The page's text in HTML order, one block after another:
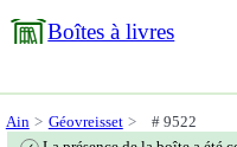
Boîtes à livres
Ain Géovreisset # 9522